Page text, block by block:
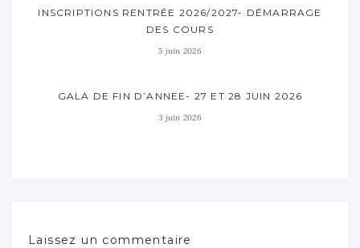
INSCRIPTIONS RENTRÉE 2026/2027- DÉMARRAGE
DES COURS
5 juin 2026
GALA DE FIN D’ANNEE- 27 ET 28 JUIN 2026
3 juin 2026
Laissez un commentaire